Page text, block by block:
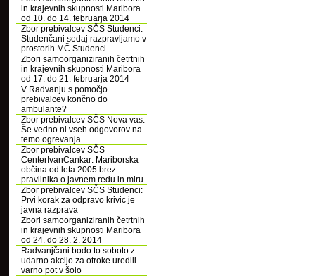
in krajevnih skupnosti Maribora
od 10. do 14. februarja 2014
Zbor prebivalcev SČS Studenci:
Studenčani sedaj razpravljamo v
prostorih MČ Studenci
Zbori samoorganiziranih četrtnih
in krajevnih skupnosti Maribora
od 17. do 21. februarja 2014
V Radvanju s pomočjo
prebivalcev končno do
ambulante?
Zbor prebivalcev SČS Nova vas:
Še vedno ni vseh odgovorov na
temo ogrevanja
Zbor prebivalcev SČS
CenterIvanCankar: Mariborska
občina od leta 2005 brez
pravilnika o javnem redu in miru
Zbor prebivalcev SČS Studenci:
Prvi korak za odpravo krivic je
javna razprava
Zbori samoorganiziranih četrtnih
in krajevnih skupnosti Maribora
od 24. do 28. 2. 2014
Radvanjčani bodo to soboto z
udarno akcijo za otroke uredili
varno pot v šolo